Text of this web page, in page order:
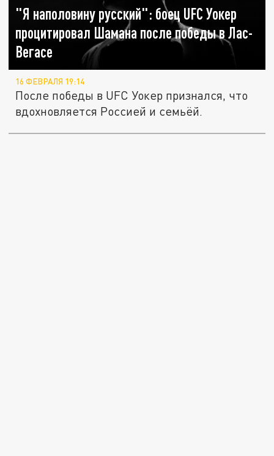
"Я наполовину русский": боец UFC Уокер
процитировал Шамана после победы в Лас-
Вегасе
16 ФЕВРАЛЯ 19:14
После победы в UFC Уокер признался, что
вдохновляется Россией и семьёй.